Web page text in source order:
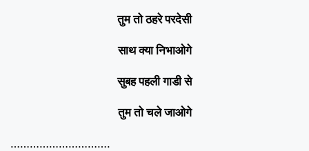
तुम तो ठहरे परदेसी
साथ क्या निभाओगे
सुबह पहली गाडी से
तुम तो चले जाओगे
………………………….